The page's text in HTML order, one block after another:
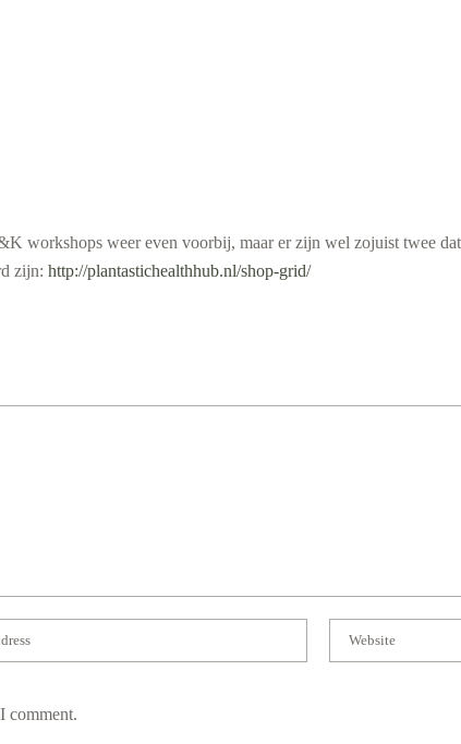
workshops weer even voorbij, maar er zijn wel zojuist twee
zijn: http://plantastichealthhub.nl/shop-grid/
comment.